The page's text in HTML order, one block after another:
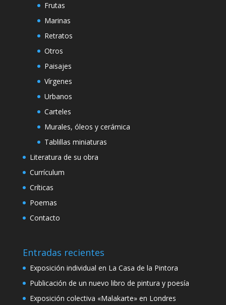
Frutas
Marinas
Retratos
Otros
Paisajes
Vírgenes
Urbanos
Carteles
Murales, óleos y cerámica
Tablillas miniaturas
Literatura de su obra
Currículum
Críticas
Poemas
Contacto
Entradas recientes
Exposición individual en La Casa de la Pintora
Publicación de un nuevo libro de pintura y poesía
Exposición colectiva «Malakarte» en Londres